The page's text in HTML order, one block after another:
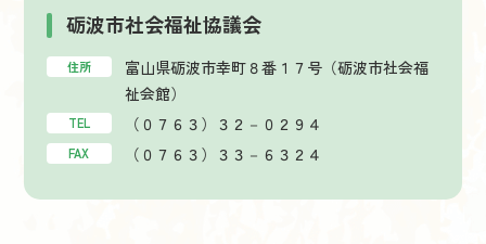
砺波市社会福祉協議会
住所
富山県砺波市幸町８番１７号（砺波市社会福
祉会館）
TEL （０７６３）３２－０２９４
FAX （０７６３）３３－６３２４